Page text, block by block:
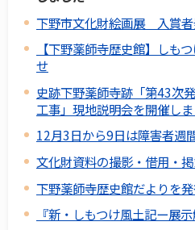
下野市文化財絵画展 入賞
【下野薬師寺歴史館】しも
せ
史跡下野薬師寺跡「第43次
工事」現地説明会を開催し
12月3日から9日は障害者週
文化財資料の撮影・借用・
下野薬師寺歴史館だよりを
『新・しもつけ風土記ー展